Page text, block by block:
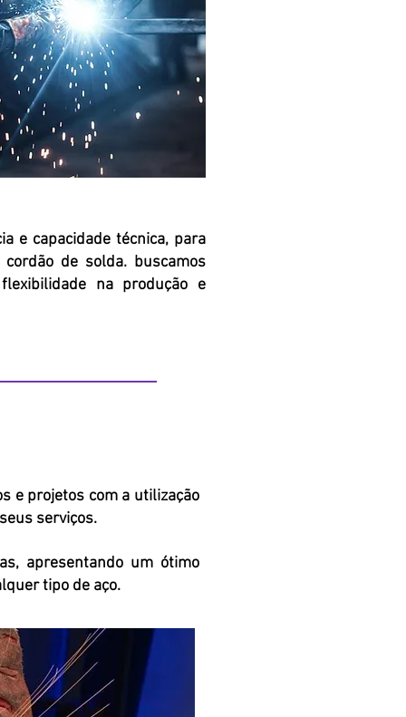
e capacidade técnica, para
de solda. buscamos
na produção e
e projetos com a utilização
serviços.
apresentando um ótimo
tipo de aço.